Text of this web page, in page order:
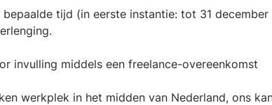
tijd (in eerste instantie: tot 31
invulling middels een freelance-overeenkomst
werkplek in het midden van Nederland, ons